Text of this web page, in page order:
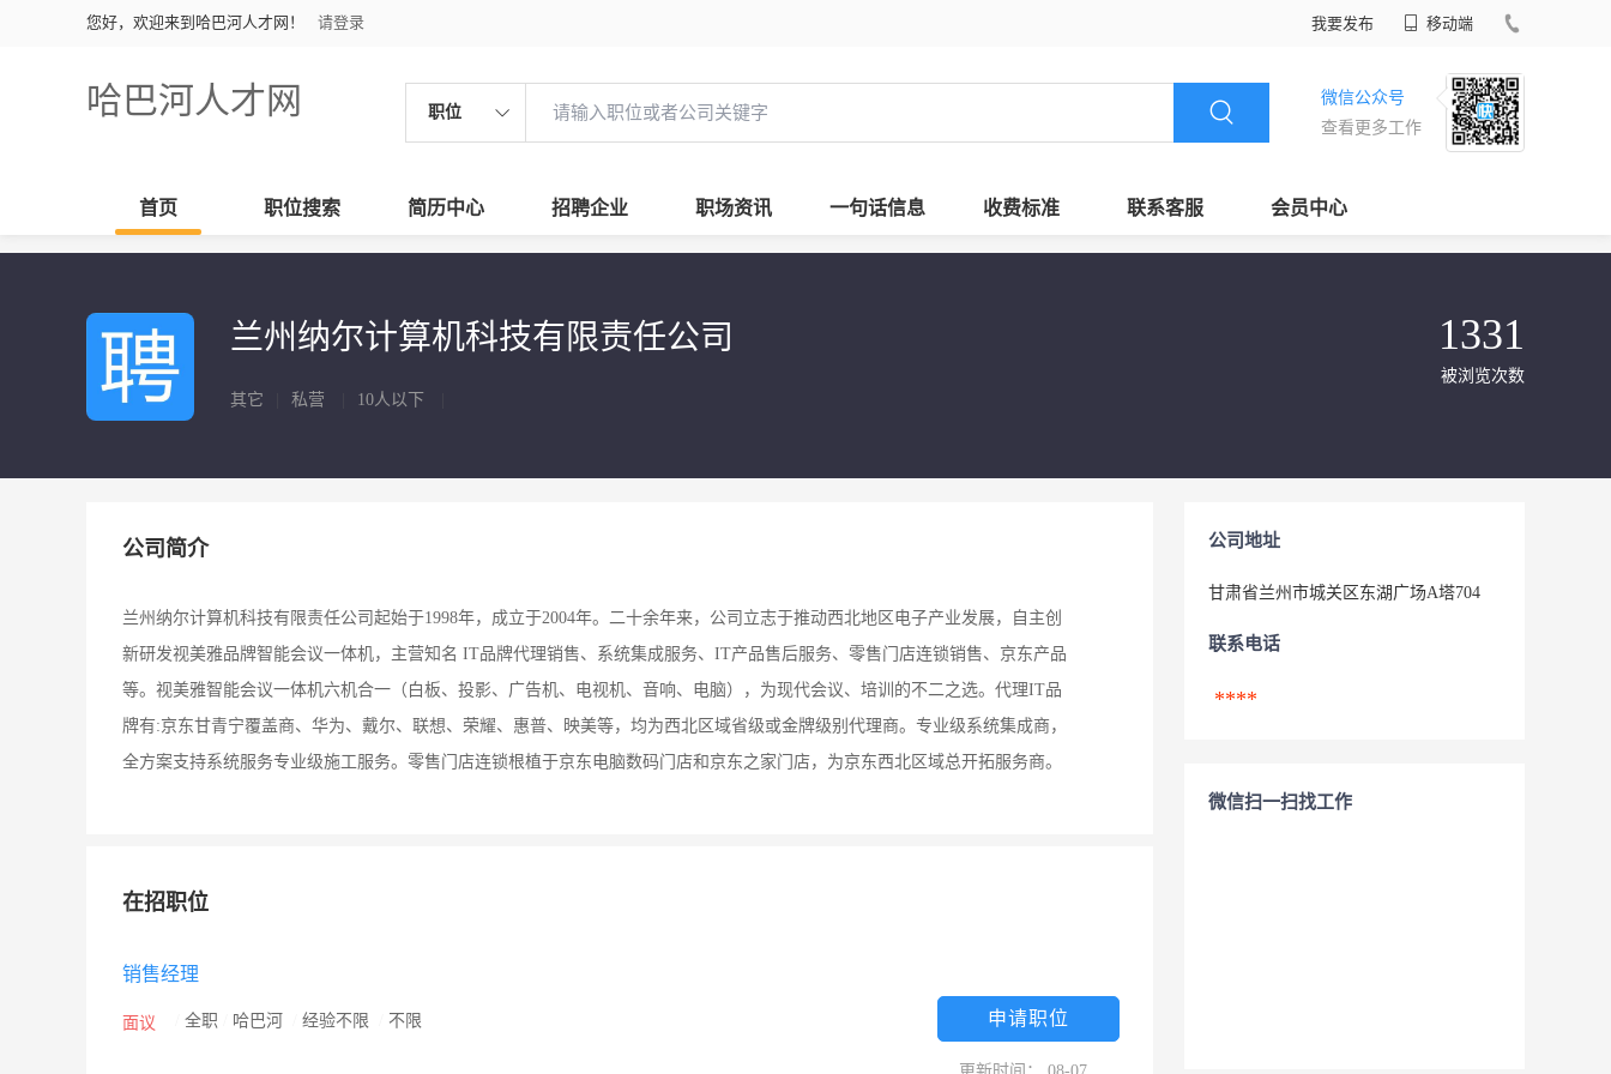
您好，欢迎来到哈巴河人才网！ 请登录 我要发布 移动端
哈巴河人才网 职位
微信公众号
查看更多工作
首页 职位搜索 简历中心 招聘企业 职场资讯 一句话信息 收费标准 联系客服 会员中心
兰州纳尔计算机科技有限责任公司
其它 私营 10人以下
1331
被浏览次数
公司简介
兰州纳尔计算机科技有限责任公司起始于1998年，成立于2004年。二十余年来，公司立志于推动西北地区电子产业发展，自主创
新研发视美雅品牌智能会议一体机，主营知名 IT品牌代理销售、系统集成服务、IT产品售后服务、零售门店连锁销售、京东产品
等。视美雅智能会议一体机六机合一（白板、投影、广告机、电视机、音响、电脑），为现代会议、培训的不二之选。代理IT品
牌有:京东甘青宁覆盖商、华为、戴尔、联想、荣耀、惠普、映美等，均为西北区域省级或金牌级别代理商。专业级系统集成商，
全方案支持系统服务专业级施工服务。零售门店连锁根植于京东电脑数码门店和京东之家门店，为京东西北区域总开拓服务商。
在招职位
销售经理
面议 全职 哈巴河 经验不限 不限 申请职位
公司地址
甘肃省兰州市城关区东湖广场A塔704
联系电话
****
微信扫一扫找工作